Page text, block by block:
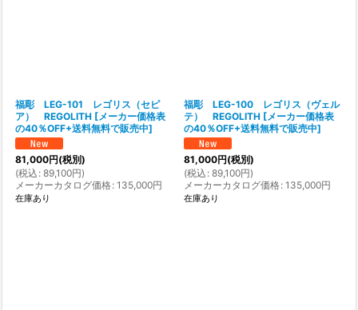
福彫 LEG-101 レゴリス（セピ
ア） REGOLITH [ メーカー価格表
の40％OFF+送料無料で販売中]
81,000円(税別)
(税込 : 89,100円)
メーカーカタログ価格: 135,000円
在庫あり
福彫 LEG-100 レゴリス（ヴェル
テ） REGOLITH [ メーカー価格表
の40％OFF+送料無料で販売中]
81,000円(税別)
(税込 : 89,100円)
メーカーカタログ価格: 135,000円
在庫あり